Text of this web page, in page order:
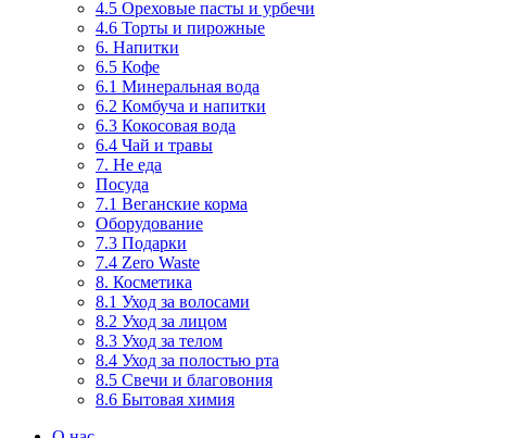
4.5 Ореховые пасты и урбечи
4.6 Торты и пирожные
6. Напитки
6.5 Кофе
6.1 Минеральная вода
6.2 Комбуча и напитки
6.3 Кокосовая вода
6.4 Чай и травы
7. Не еда
Посуда
7.1 Веганские корма
Оборудование
7.3 Подарки
7.4 Zero Waste
8. Косметика
8.1 Уход за волосами
8.2 Уход за лицом
8.3 Уход за телом
8.4 Уход за полостью рта
8.5 Свечи и благовония
8.6 Бытовая химия